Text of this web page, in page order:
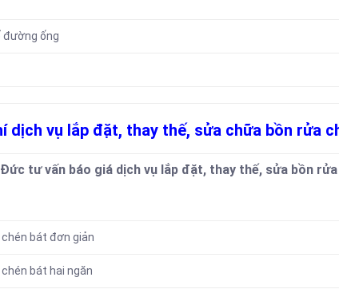
đường ống
dịch vụ lắp đặt, thay thế, sửa chữa bồn rửa
tư vấn báo giá dịch vụ lắp đặt, thay thế, sửa bồn rửa
bát đơn giản
bát hai ngăn